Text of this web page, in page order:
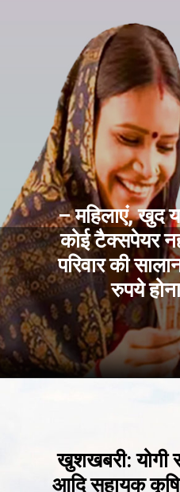
– महिलाएं, खुद
कोई टैक्सपेयर
परिवार की
रुपये
खुशखबरी: योगी
आदि सहायक कृषि